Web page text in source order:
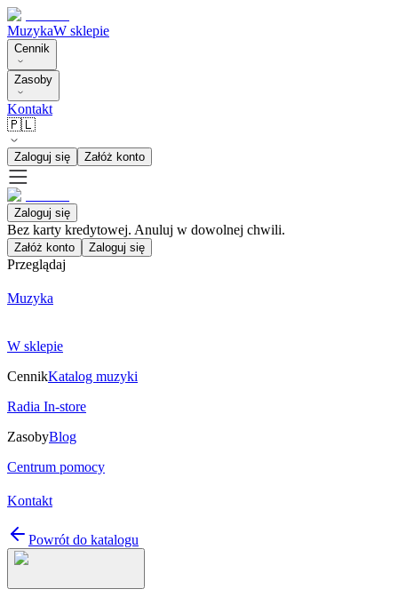
MuzykaW sklepie
Cennik
Zasoby
Kontakt
🇵🇱
Zaloguj się Załóż konto
Zaloguj się
Bez karty kredytowej. Anuluj w dowolnej chwili.
Załóż konto Zaloguj się
Przeglądaj
Muzyka
W sklepie
CennikKatalog muzyki
Radia In-store
ZasobyBlog
Centrum pomocy
Kontakt
Powrót do katalogu